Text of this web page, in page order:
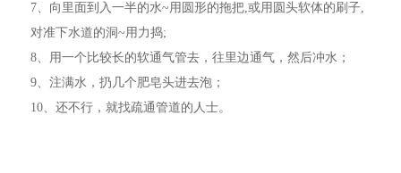
7、向里面到入一半的水~用圆形的拖把,或用圆头软体的刷子,
对准下水道的洞~用力捣;
8、用一个比较长的软通气管去，往里边通气，然后冲水；
9、注满水，扔几个肥皂头进去泡；
10、还不行，就找疏通管道的人士。